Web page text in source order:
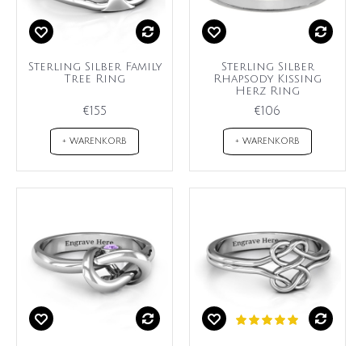
Sterling Silber Family
Tree Ring
€155
+ WARENKORB
Sterling Silber
Rhapsody Kissing
Herz Ring
€106
+ WARENKORB